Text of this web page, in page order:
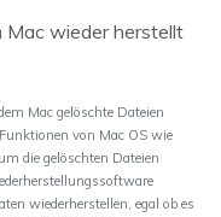
Mac wieder herstellt
Mac gelöschte Dateien
von Mac OS wie
die gelöschten Dateien
wiederherstellen, egal ob es